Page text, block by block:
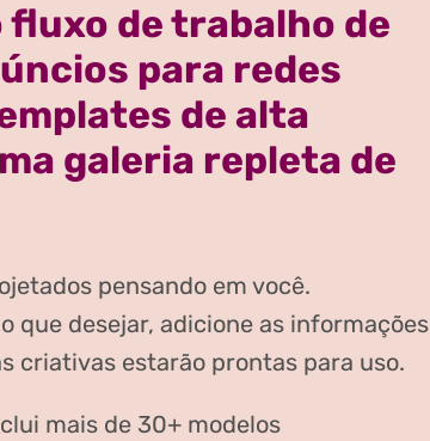
de trabalho de
para redes
de alta
galeria repleta de
pensando em você.
que desejar, adicione as informações
criativas estarão prontas para uso.
mais de 30+ modelos